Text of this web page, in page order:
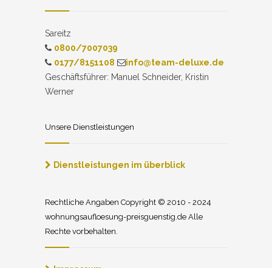
Sareitz
0800/7007039
0177/8151108
info@team-deluxe.de
Geschäftsführer: Manuel Schneider, Kristin
Werner
Unsere Dienstleistungen
Dienstleistungen im überblick
Rechtliche Angaben Copyright © 2010 - 2024
wohnungsaufloesung-preisguenstig.de Alle
Rechte vorbehalten.